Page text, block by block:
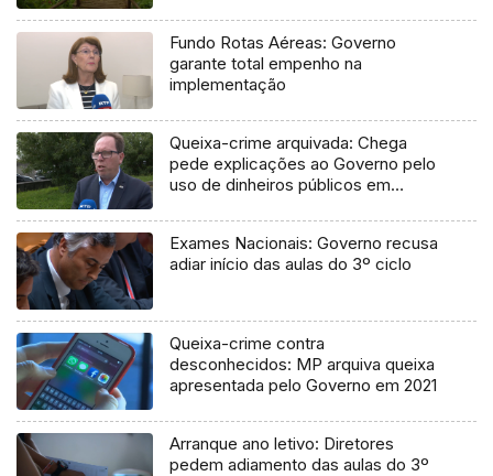
Fundo Rotas Aéreas: Governo
garante total empenho na
implementação
Queixa-crime arquivada: Chega
pede explicações ao Governo pelo
uso de dinheiros públicos em
Exames Nacionais: Governo recusa
adiar início das aulas do 3º ciclo
Queixa-crime contra
desconhecidos: MP arquiva queixa
apresentada pelo Governo em 2021
Arranque ano letivo: Diretores
pedem adiamento das aulas do 3º